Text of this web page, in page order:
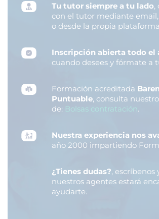
Tu tutor siempre a tu lado,
con el tutor mediante
o desde la propia
Inscripción abierta todo el
cuando desees y fórmate a
Formación acreditada
Puntuable, consulta
de: Bolsas contratación.
Nuestra experiencia nos
año 2000 impartiendo
¿Tienes dudas?, escríbenos
nuestros agentes estará
ayudarte.